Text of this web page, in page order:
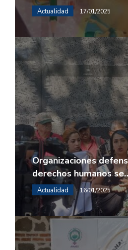
Actualidad 17/01/2025
Organizaciones
derechos humanos
Actualidad 16/01/2025